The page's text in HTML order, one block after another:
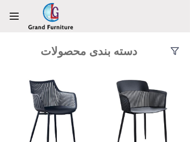
دسته بندی محصولات
محصولات
درباره ما